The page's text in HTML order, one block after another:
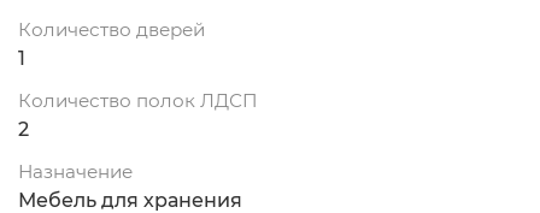
Количество дверей
1
Количество полок ЛДСП
2
Назначение
Мебель для хранения